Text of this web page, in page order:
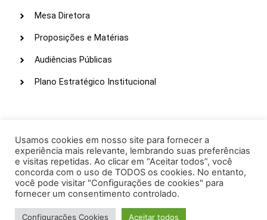
Mesa Diretora
Proposições e Matérias
Audiências Públicas
Plano Estratégico Institucional
Webmail
Intranet
Administração
Usamos cookies em nosso site para fornecer a
experiência mais relevante, lembrando suas preferências
e visitas repetidas. Ao clicar em “Aceitar todos”, você
concorda com o uso de TODOS os cookies. No entanto,
você pode visitar "Configurações de cookies" para
fornecer um consentimento controlado.
Configurações Cookies Aceitar todos